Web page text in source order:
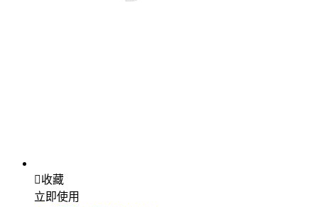
收藏
立即使用